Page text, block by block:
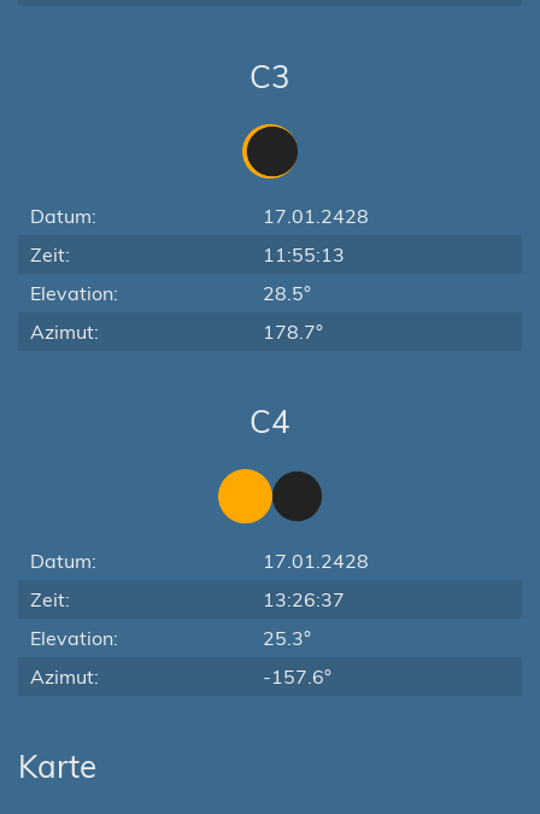
C3
Datum:
17.01.2428
Zeit:
11:55:13
Elevation:
28.5°
Azimut:
178.7°
C4
Datum:
17.01.2428
Zeit:
13:26:37
Elevation:
25.3°
Azimut:
-157.6°
Karte